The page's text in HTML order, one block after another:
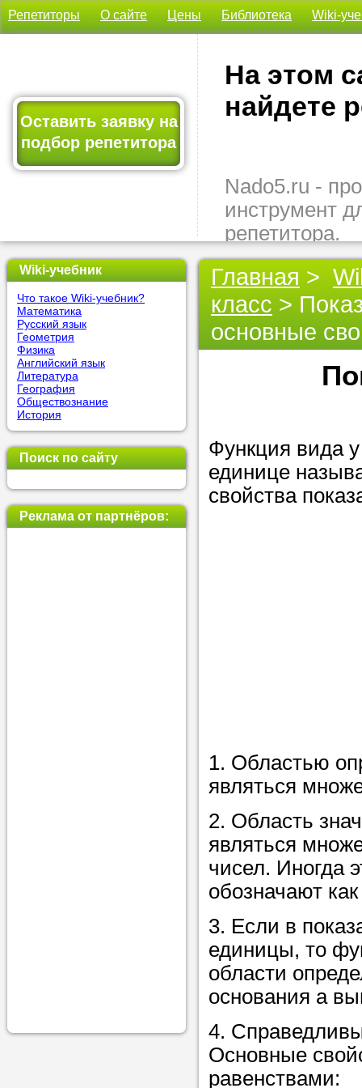
Репетиторы О сайте Цены Библиотека Wiki-
Оставить заявку на
подбор репетитора
На этом
найдете
Nado5.ru -
инструмент
репетитора.
Здесь вы
подходящего
быстро,
бесплатно.
Оставьте
позвоните
Или найдите
нашей базе
вопросам
Задайте
Больше не
голову, к
помощью -
Nado5.ru!
Наши
помогут
Wiki-учебник
Что такое Wiki-учебник?
Математика
Русский язык
Геометрия
Физика
Английский язык
Литература
География
Обществознание
История
Поиск по сайту
Реклама от партнёров:
Главная >
класс >
основные
Функция вида
единице
свойства
1. Областью
являться
2. Область
являться
чисел. Иногда
обозначают
3. Если в
единицы, то
области
основания а
4.
Основные
равенствами: